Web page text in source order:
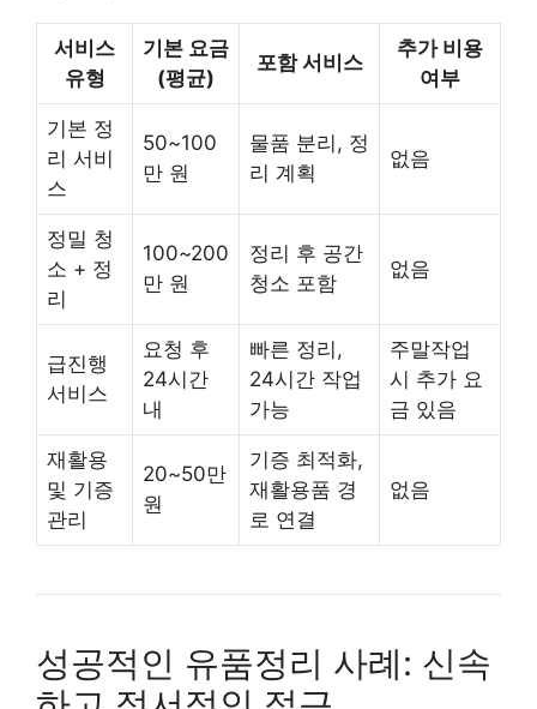
서비스
유형
기본 요금
(평균)
포함 서비스
추가 비용
여부
기본 정
리 서비
스
50~100
만 원
물품 분리, 정
리 계획
없음
정밀 청
소 + 정
리
100~200
만 원
정리 후 공간
청소 포함
없음
급진행
서비스
요청 후
24시간
내
빠른 정리,
24시간 작업
가능
주말작업
시 추가 요
금 있음
재활용
및 기증
관리
20~50만
원
기증 최적화,
재활용품 경
로 연결
없음
성공적인 유품정리 사례: 신속